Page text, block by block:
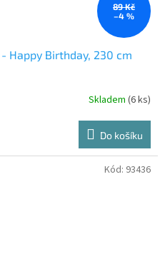
89 Kč
–4 %
Happy Birthday, 230 cm
Skladem (6 ks)
Do košíku
Kód: 93436